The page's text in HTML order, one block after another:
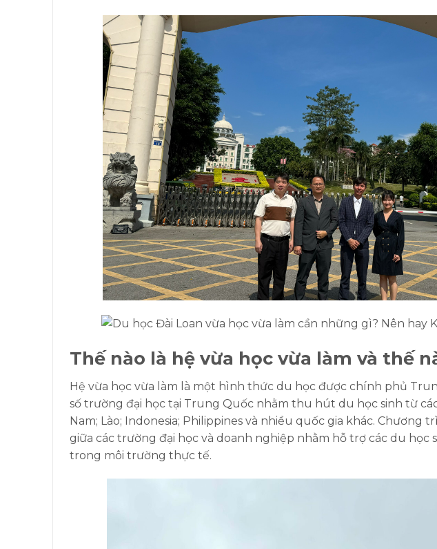
Thế nào là hệ vừa học vừa làm và thế
Hệ vừa học vừa làm là một hình thức du học được chính phủ
số trường đại học tại Trung Quốc nhằm thu hút du học sinh từ
Nam; Lào; Indonesia; Philippines và nhiều quốc gia khác. Chương
giữa các trường đại học và doanh nghiệp nhằm hỗ trợ các du học
trong môi trường thực tế.